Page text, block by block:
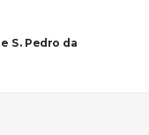
S. Pedro da